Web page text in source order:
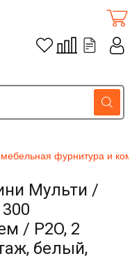
мебельная фурнитура и
Мульти /
/ P2O, 2
белый,